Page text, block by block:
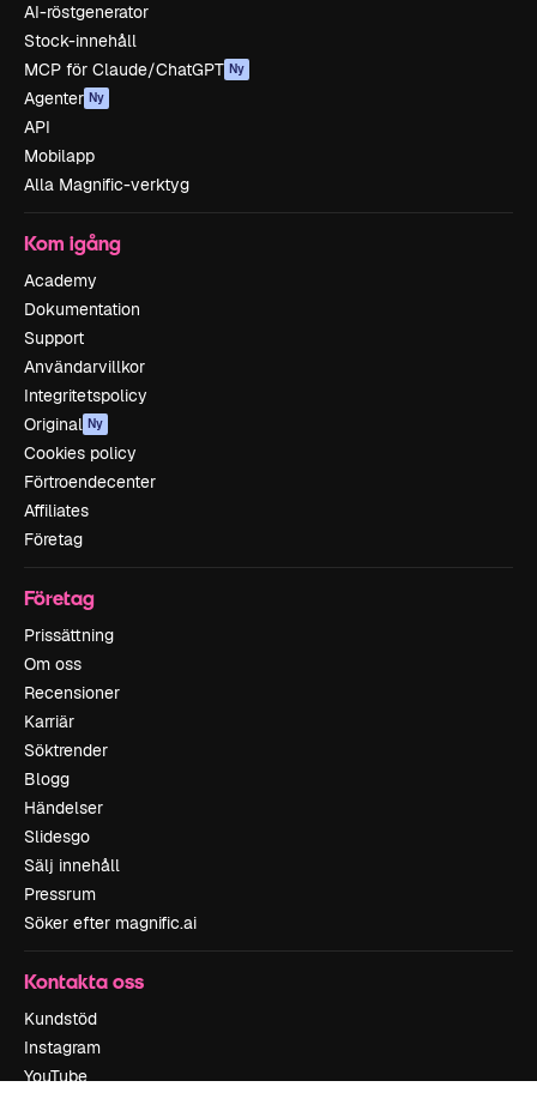
AI-röstgenerator
Stock-innehåll
MCP för Claude/ChatGPT Ny
Agenter Ny
API
Mobilapp
Alla Magnific-verktyg
Kom igång
Academy
Dokumentation
Support
Användarvillkor
Integritetspolicy
Original Ny
Cookies policy
Förtroendecenter
Affiliates
Företag
Företag
Prissättning
Om oss
Recensioner
Karriär
Söktrender
Blogg
Händelser
Slidesgo
Sälj innehåll
Pressrum
Söker efter magnific.ai
Kontakta oss
Kundstöd
Instagram
YouTube